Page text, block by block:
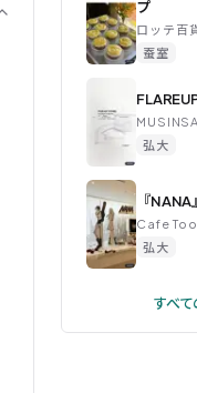
プ
蚕室
弘大
『
Cafe
弘大
すべ